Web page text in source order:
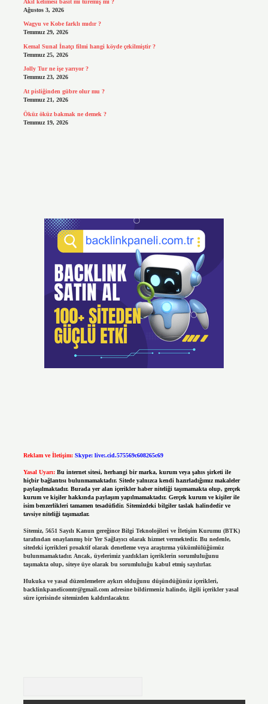
Ağustos 3, 2026
Wagyu ve Kobe farklı mıdır ?
Temmuz 29, 2026
Kemal Sunal İnatçı filmi hangi köyde çekilmiştir ?
Temmuz 25, 2026
Jolly Tur ne işe yarıyor ?
Temmuz 23, 2026
At pisliğinden gübre olur mu ?
Temmuz 21, 2026
Öküz öküz bakmak ne demek ?
Temmuz 19, 2026
Reklam ve İletişim: Skype: live:.cid.575569c608265c69
Yasal Uyarı: Bu internet sitesi, herhangi bir marka, kurum veya şahıs şirketi ile
hiçbir bağlantısı bulunmamaktadır. Sitede yalnızca kendi hazırladığımız makaleler
paylaşılmaktadır. Burada yer alan içerikler haber niteliği taşımamakta olup, gerçek
kurum ve kişiler hakkında paylaşım yapılmamaktadır. Gerçek kurum ve kişiler ile
isim benzerlikleri tamamen tesadüfidir. Sitemizdeki bilgiler taslak halindedir ve
tavsiye niteliği taşımazlar.
Sitemiz, 5651 Sayılı Kanun gereğince Bilgi Teknolojileri ve İletişim Kurumu (BTK)
tarafından onaylanmış bir Yer Sağlayıcı olarak hizmet vermektedir. Bu nedenle,
sitedeki içerikleri proaktif olarak denetleme veya araştırma yükümlülüğümüz
bulunmamaktadır. Ancak, üyelerimiz yazdıkları içeriklerin sorumluluğunu
taşımakta olup, siteye üye olarak bu sorumluluğu kabul etmiş sayılırlar.
Hukuka ve yasal düzenlemelere aykırı olduğunu düşündüğünüz içerikleri,
backlinkpanelicomtr@gmail.comadresine bildirmeniz halinde, ilgili içerikler yasal
süre içerisinde sitemizden kaldırılacaktır.